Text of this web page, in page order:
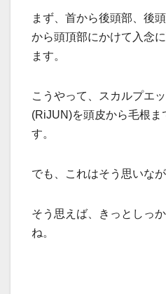
まず、首から後頭部、後
から頭頂部にかけて入念
ます。
こうやって、スカルプエ
(RiJUN)を頭皮から毛根ま
す。
でも、これはそう思いなが
そう思えば、きっとしっ
ね。